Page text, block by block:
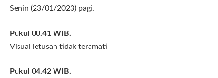
Senin (23/01/2023) pagi.
Pukul 00.41 WIB.
Visual letusan tidak teramati
Pukul 04.42 WIB.